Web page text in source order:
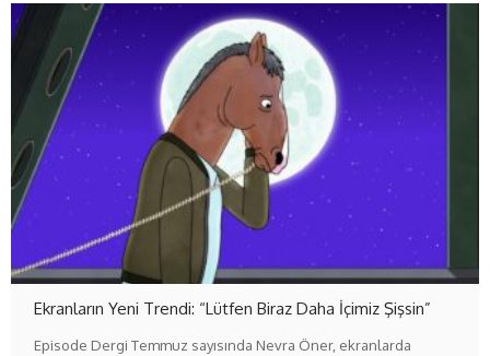
Ekranların Yeni Trendi: “Lütfen Biraz Daha İçimiz Şişsin”
Episode Dergi Temmuz sayısında Nevra Öner, ekranlarda